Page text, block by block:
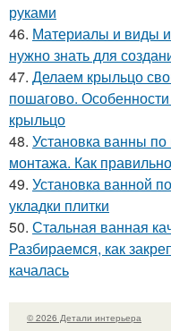
руками
46. Материалы и виды
нужно знать для
47. Делаем крыльцо
пошагово.
крыльцо
48. Установка ванны
монтажа. Как
49. Установка ванной
укладки плитки
50. Стальная ванная
Разбираемся, как
качалась
© 2026 Детали интерьера